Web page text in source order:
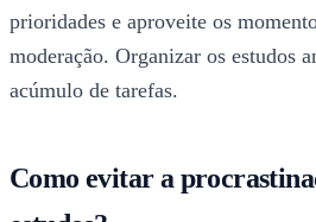
prioridades e aproveite os
moderação. Organizar os estudos
acúmulo de tarefas.
Como evitar a